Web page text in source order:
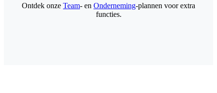
Ontdek onze Team- en Onderneming-plannen voor extra
functies.